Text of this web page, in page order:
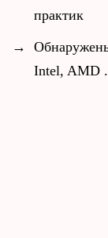
практик
→
Intel, AMD .